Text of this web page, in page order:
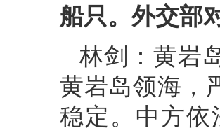
船只。外交部
林剑：黄岩
黄岩岛领海，
稳定。中方依